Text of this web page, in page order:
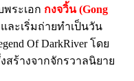
พระเอก กงจวิ้น (Gong
ละเริ่มถ่ายทำเป็นวัน
Of DarkRiver โดย
ร้างจากจักรวาลนิยาย